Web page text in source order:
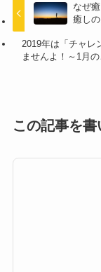
なぜ
癒し
2019年は「チャレ
ませんよ！～1月
この記事を書